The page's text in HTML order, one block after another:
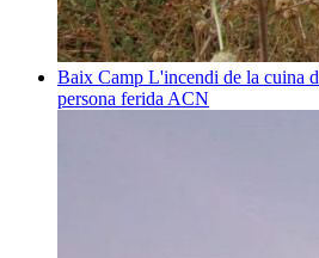
Baix Camp L'incendi de la cuina
persona ferida ACN